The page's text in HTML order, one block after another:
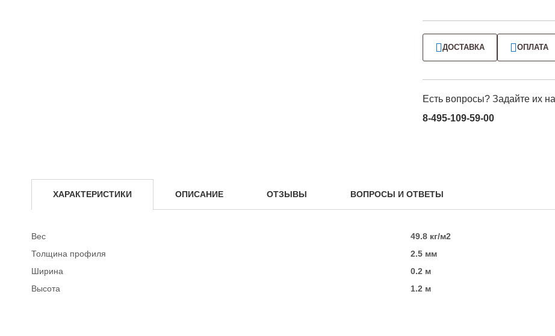
Расчет и расстановка опалубки
Расчет опалубки перекрытий
Расчет строительных лесов
О компании
ДОСТАВКА ОПЛАТА
Есть вопросы? Задайте их
8-495-109-59-00
ХАРАКТЕРИСТИКИ ОПИСАНИЕ ОТЗЫВЫ ВОПРОСЫ И ОТВЕТЫ
Вес
49.8 кг/м2
Толщина профиля
2.5 мм
Ширина
0.2 м
Высота
1.2 м